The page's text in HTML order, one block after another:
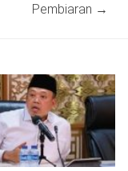
Pembiaran →